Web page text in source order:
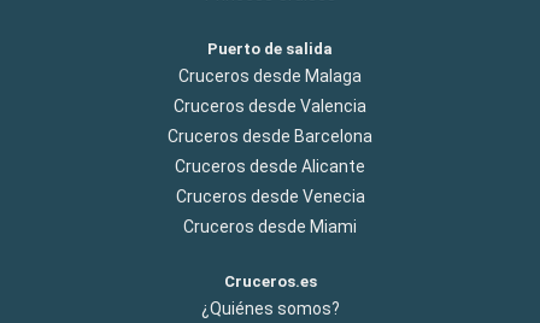
Puerto de salida
Cruceros desde Malaga
Cruceros desde Valencia
Cruceros desde Barcelona
Cruceros desde Alicante
Cruceros desde Venecia
Cruceros desde Miami
Cruceros.es
¿Quiénes somos?